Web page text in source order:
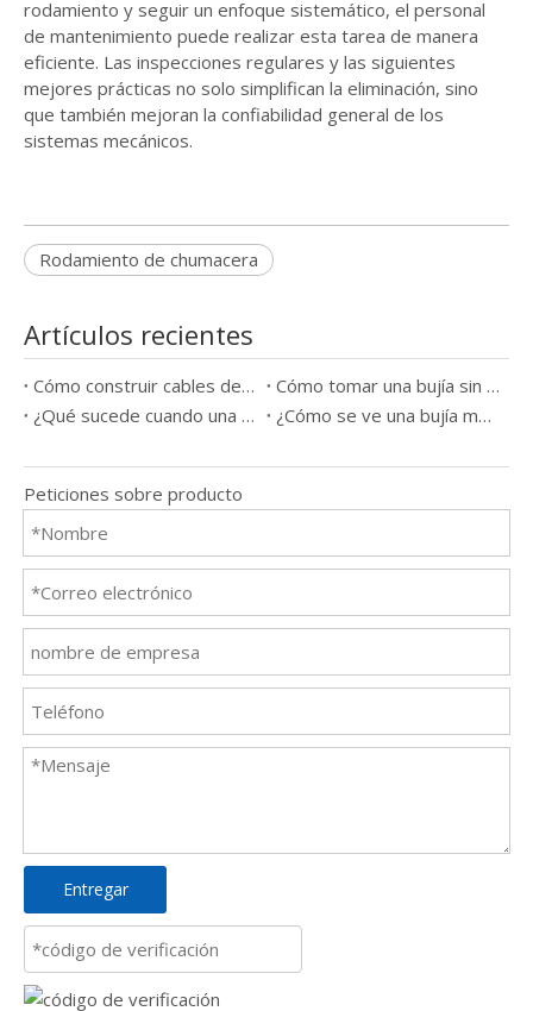
rodamiento y seguir un enfoque sistemático, el personal
de mantenimiento puede realizar esta tarea de manera
eficiente. Las inspecciones regulares y las siguientes
mejores prácticas no solo simplifican la eliminación, sino
que también mejoran la confiabilidad general de los
sistemas mecánicos.
Rodamiento de chumacera
Artículos recientes
Cómo construir cables de bujía
Cómo tomar una bujía sin una herramienta
¿Qué sucede cuando una bujía sale mal?
¿Cómo se ve una bujía mala?
Peticiones sobre producto
Entregar